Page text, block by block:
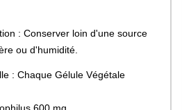
: Conserver loin d'une source
ou d'humidité.
: Chaque Gélule Végétale